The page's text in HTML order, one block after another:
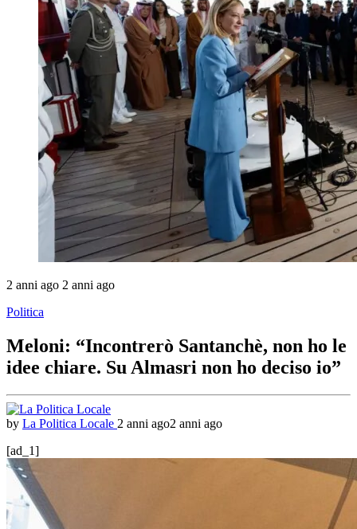
2 anni ago 2 anni ago
Politica
Meloni: “Incontrerò Santanchè, non ho le
idee chiare. Su Almasri non ho deciso io”
by La Politica Locale 2 anni ago2 anni ago
[ad_1]